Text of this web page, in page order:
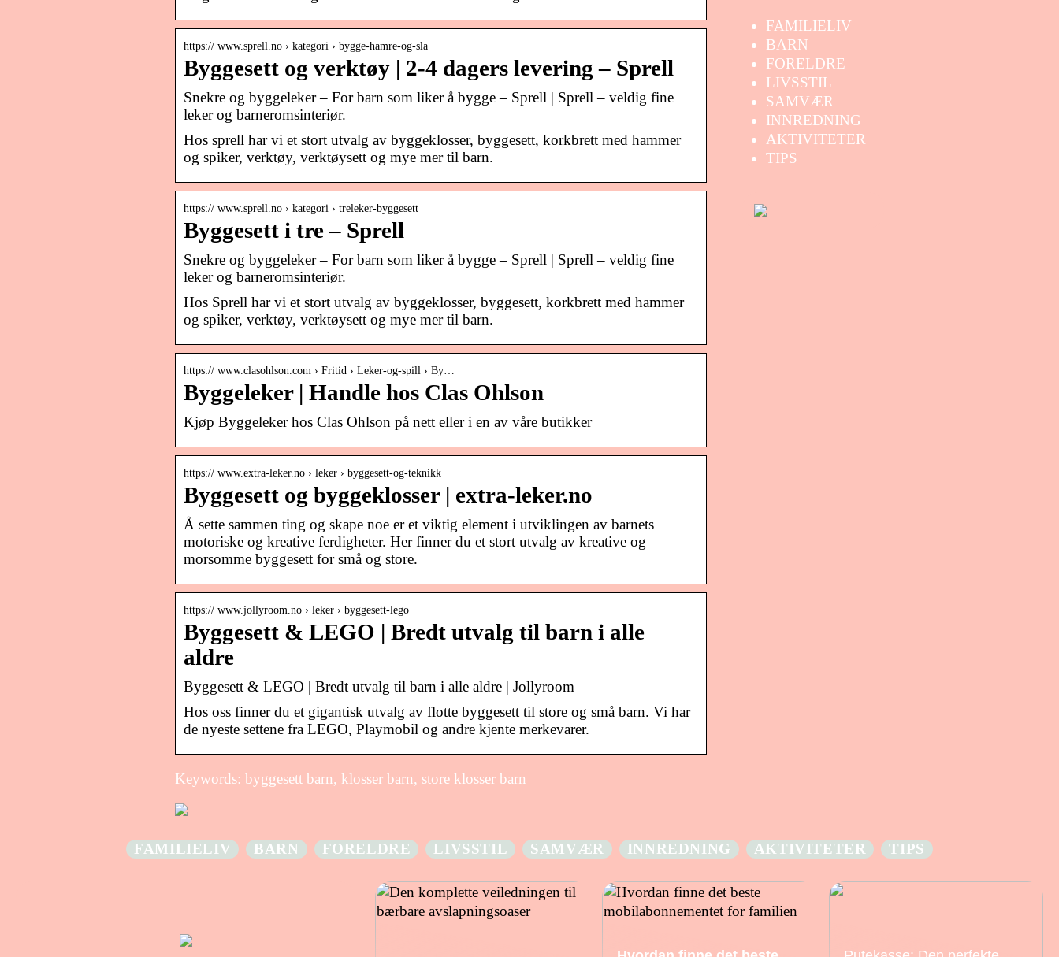
https:// www.sprell.no › kategori › bygge-hamre-og-sla
Byggesett og verktøy | 2-4 dagers levering – Sprell
Snekre og byggeleker – For barn som liker å bygge – Sprell | Sprell – veldig fine
leker og barneromsinteriør.
Hos sprell har vi et stort utvalg av byggeklosser, byggesett, korkbrett med hammer
og spiker, verktøy, verktøysett og mye mer til barn.
https:// www.sprell.no › kategori › treleker-byggesett
Byggesett i tre – Sprell
Snekre og byggeleker – For barn som liker å bygge – Sprell | Sprell – veldig fine
leker og barneromsinteriør.
Hos Sprell har vi et stort utvalg av byggeklosser, byggesett, korkbrett med hammer
og spiker, verktøy, verktøysett og mye mer til barn.
https:// www.clasohlson.com › Fritid › Leker-og-spill › By…
Byggeleker | Handle hos Clas Ohlson
Kjøp Byggeleker hos Clas Ohlson på nett eller i en av våre butikker
https:// www.extra-leker.no › leker › byggesett-og-teknikk
Byggesett og byggeklosser | extra-leker.no
Å sette sammen ting og skape noe er et viktig element i utviklingen av barnets
motoriske og kreative ferdigheter. Her finner du et stort utvalg av kreative og
morsomme byggesett for små og store.
https:// www.jollyroom.no › leker › byggesett-lego
Byggesett & LEGO | Bredt utvalg til barn i alle
aldre
Byggesett & LEGO | Bredt utvalg til barn i alle aldre | Jollyroom
Hos oss finner du et gigantisk utvalg av flotte byggesett til store og små barn. Vi har
de nyeste settene fra LEGO, Playmobil og andre kjente merkevarer.
Keywords: byggesett barn, klosser barn, store klosser barn
FAMILIELIV
BARN
FORELDRE
LIVSSTIL
SAMVÆR
INNREDNING
AKTIVITETER
TIPS
FAMILIELIV BARN FORELDRE LIVSSTIL SAMVÆR INNREDNING AKTIVITETER TIPS